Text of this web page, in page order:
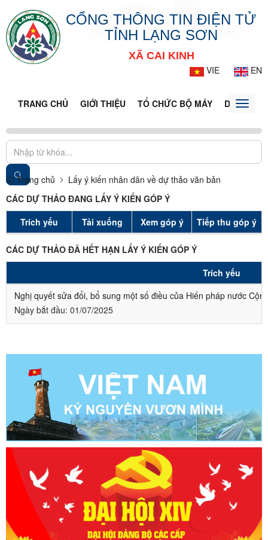
CỔNG THÔNG TIN ĐIỆN TỬ
TỈNH LẠNG SƠN
XÃ CAI KINH
VIE
EN
TRANG CHỦ GIỚI THIỆU TỔ CHỨC BỘ MÁY DOANH
Toggle
Trang chủ
Lấy ý kiến nhân dân về dự thảo văn bản
CÁC DỰ THẢO ĐANG LẤY Ý KIẾN GÓP Ý
Trích yếu
Tải xuống Xem góp ý Tiếp thu góp ý
CÁC DỰ THẢO ĐÃ HẾT HẠN LẤY Ý KIẾN GÓP Ý
Trích yếu
Nghị quyết sửa đổi, bổ sung một số điều của Hiến pháp nước
Ngày bắt đầu: 01/07/2025